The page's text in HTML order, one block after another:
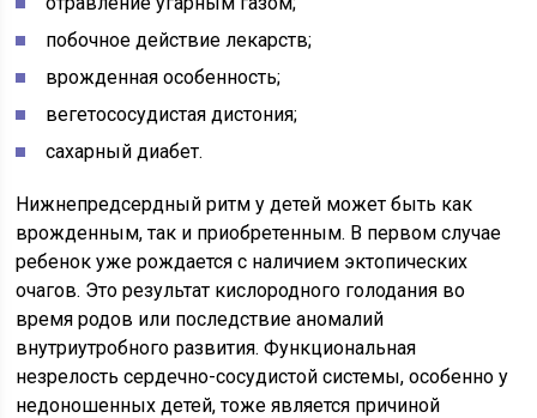
побочное действие лекарств;
врожденная особенность;
вегетососудистая дистония;
сахарный диабет.
Нижнепредсердный ритм у детей может быть как
врожденным, так и приобретенным. В первом случае
ребенок уже рождается с наличием эктопических
очагов. Это результат кислородного голодания во
время родов или последствие аномалий
внутриутробного развития. Функциональная
незрелость сердечно-сосудистой системы, особенно у
недоношенных детей, тоже является причиной